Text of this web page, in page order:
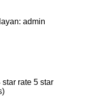
admin
star rate 5 star